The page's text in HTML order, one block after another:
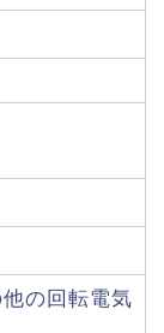
の回転電気